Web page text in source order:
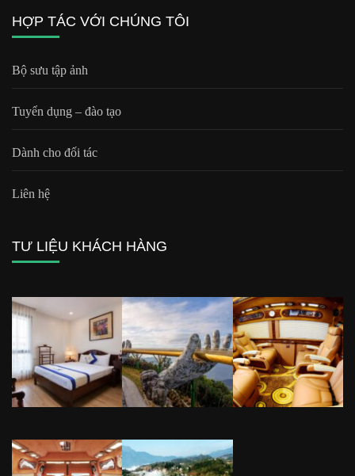
HỢP TÁC VỚI CHÚNG TÔI
Bộ sưu tập ảnh
Tuyển dụng – đào tạo
Dành cho đối tác
Liên hệ
TƯ LIỆU KHÁCH HÀNG